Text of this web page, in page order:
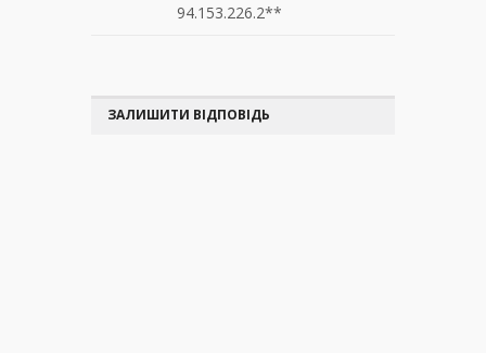
94.153.226.2**
ЗАЛИШИТИ ВІДПОВІДЬ